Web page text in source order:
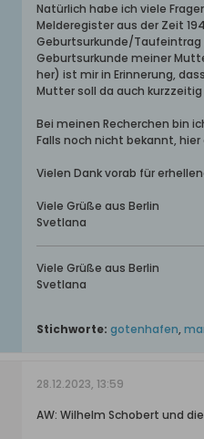
Natürlich habe ich viele
Melderegister aus der Zeit
Geburtsurkunde/Taufeintrag
Geburtsurkunde meiner
her) ist mir in Erinnerung,
Mutter soll da auch
Bei meinen Recherchen bin
Falls noch nicht bekannt, hier
Vielen Dank vorab für
Viele Grüße aus Berlin
Svetlana
Viele Grüße aus Berlin
Svetlana
Stichworte: gotenhafen,
28.12.2023, 13:59
AW: Wilhelm Schobert und